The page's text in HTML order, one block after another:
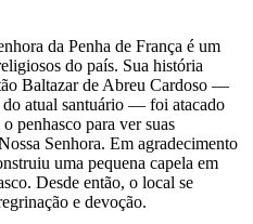
da Penha de França é um
do país. Sua história
Baltazar de Abreu Cardoso —
atual santuário — foi atacado
penhasco para ver suas
Senhora. Em agradecimento
uma pequena capela em
Desde então, o local se
e devoção.